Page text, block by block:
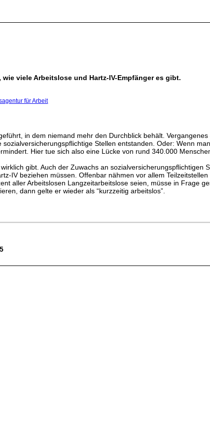
viele Arbeitslose und Hartz-IV-Empfänger es gibt.
für Arbeit
in dem niemand mehr den Durchblick behält.
Stellen entstanden. Oder: Wenn
Hier tue sich also eine Lücke von rund 340.000
gibt. Auch der Zuwachs an sozialversicherungspflichtigen
IV beziehen müssen. Offenbar nähmen vor allem Teilzeitstellen
aller Arbeitslosen Langzeitarbeitslose seien, müsse in Frage
dann gelte er wieder als “kurzzeitig arbeitslos”.